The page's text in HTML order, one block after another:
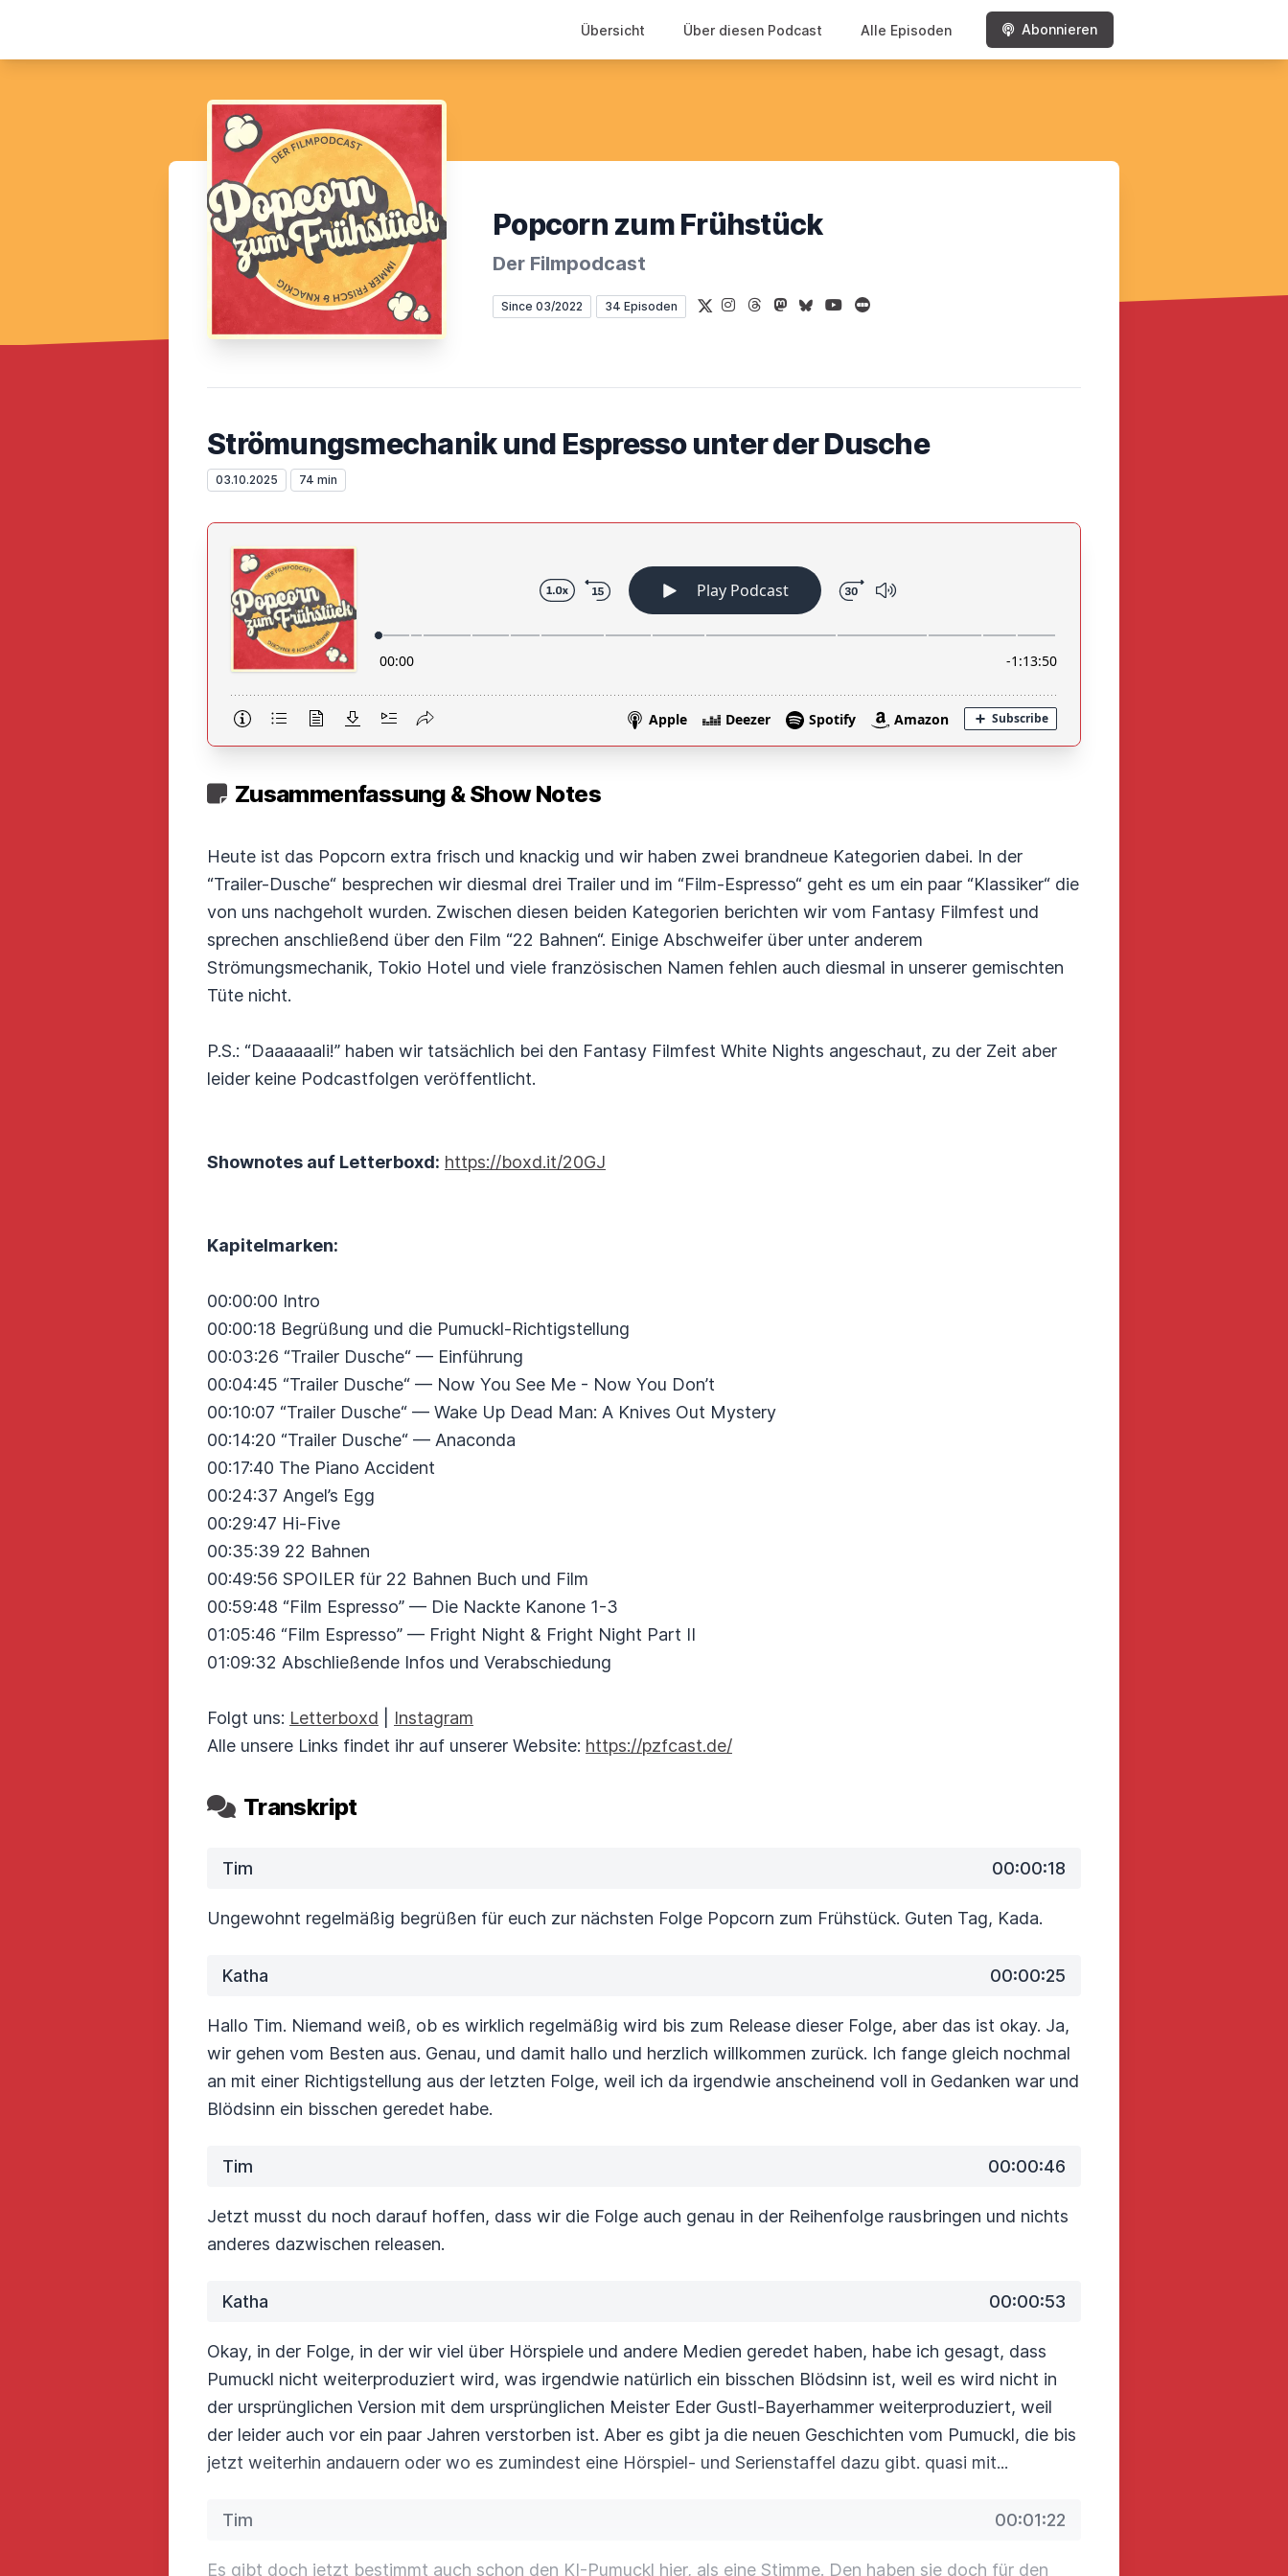
Übersicht Über diesen Podcast Alle Episoden Abonnieren
Popcorn zum Frühstück
Der Filmpodcast
Since 03/2022 34 Episoden X Instagram
Threads
Mastodon
BlueskyYouTubeLetterboxd
Strömungsmechanik und Espresso unter der Dusche
03.10.2025 74 min
Zusammenfassung & Show Notes
Heute ist das Popcorn extra frisch und knackig und wir haben zwei brandneue Kategorien dabei. In der
“Trailer-Dusche“ besprechen wir diesmal drei Trailer und im “Film-Espresso“ geht es um ein paar “Klassiker“ die
von uns nachgeholt wurden. Zwischen diesen beiden Kategorien berichten wir vom Fantasy Filmfest und
sprechen anschließend über den Film “22 Bahnen“. Einige Abschweifer über unter anderem
Strömungsmechanik, Tokio Hotel und viele französischen Namen fehlen auch diesmal in unserer gemischten
Tüte nicht.
P.S.: “Daaaaaali!” haben wir tatsächlich bei den Fantasy Filmfest White Nights angeschaut, zu der Zeit aber
leider keine Podcastfolgen veröffentlicht.
Shownotes auf Letterboxd: https://boxd.it/20GJ
Kapitelmarken:
00:00:00 Intro
00:00:18 Begrüßung und die Pumuckl-Richtigstellung
00:03:26 “Trailer Dusche“ — Einführung
00:04:45 “Trailer Dusche“ — Now You See Me - Now You Don’t
00:10:07 “Trailer Dusche“ — Wake Up Dead Man: A Knives Out Mystery
00:14:20 “Trailer Dusche“ — Anaconda
00:17:40 The Piano Accident
00:24:37 Angel’s Egg
00:29:47 Hi-Five
00:35:39 22 Bahnen
00:49:56 SPOILER für 22 Bahnen Buch und Film
00:59:48 “Film Espresso” — Die Nackte Kanone 1-3
01:05:46 “Film Espresso” — Fright Night & Fright Night Part II
01:09:32 Abschließende Infos und Verabschiedung
Folgt uns: Letterboxd
Instagram
Alle unsere Links findet ihr auf unserer Website: https://pzfcast.de/
Transkript
Tim 00:00:18
Ungewohnt regelmäßig begrüßen für euch zur nächsten Folge Popcorn zum Frühstück. Guten Tag, Kada.
Katha 00:00:25
Hallo Tim. Niemand weiß, ob es wirklich regelmäßig wird bis zum Release dieser Folge, aber das ist okay. Ja,
wir gehen vom Besten aus. Genau, und damit hallo und herzlich willkommen zurück. Ich fange gleich nochmal
an mit einer Richtigstellung aus der letzten Folge, weil ich da irgendwie anscheinend voll in Gedanken war und
Blödsinn ein bisschen geredet habe.
Tim 00:00:46
Jetzt musst du noch darauf hoffen, dass wir die Folge auch genau in der Reihenfolge rausbringen und nichts
anderes dazwischen releasen.
Katha 00:00:53
Okay, in der Folge, in der wir viel über Hörspiele und andere Medien geredet haben, habe ich gesagt, dass
Pumuckl nicht weiterproduziert wird, was irgendwie natürlich ein bisschen Blödsinn ist, weil es wird nicht in
der ursprünglichen Version mit dem ursprünglichen Meister Eder Gustl-Bayerhammer weiterproduziert, weil
der leider auch vor ein paar Jahren verstorben ist. Aber es gibt ja die neuen Geschichten vom Pumuckl, die bis
jetzt weiterhin andauern oder wo es zumindest eine Hörspiel- und Serienstaffel dazu gibt. quasi mit...
Tim 00:01:22
Es gibt doch jetzt bestimmt auch schon den KI-Pumuckl hier, als eine Stimme. Den haben sie doch für den